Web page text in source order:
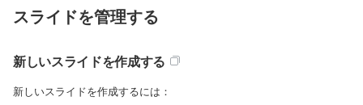
スライドを管理する
新しいスライドを作成する
新しいスライドを作成するには：